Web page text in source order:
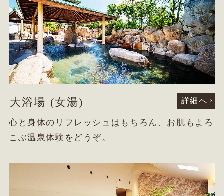
大浴場 (女湯) 詳細へ
心と身体のリフレッシュはもちろん、お肌もよろ
こぶ温泉体験をどうぞ。